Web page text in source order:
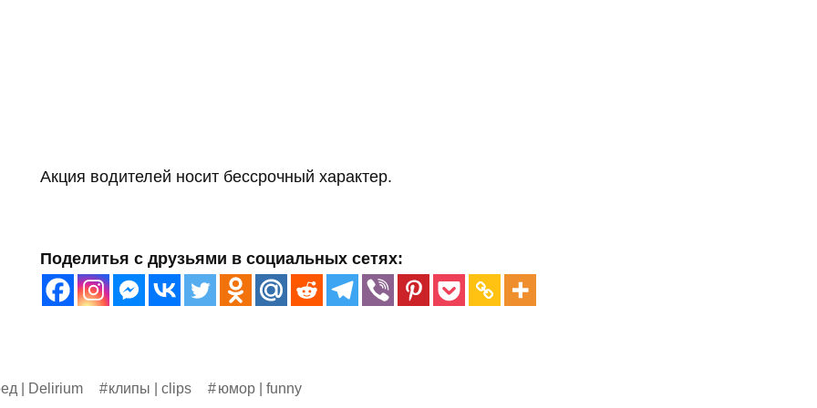
Акция водителей носит бессрочный характер.
Поделитья с друзьями в социальных сетях:
| Delirium клипы | clips юмор | funny